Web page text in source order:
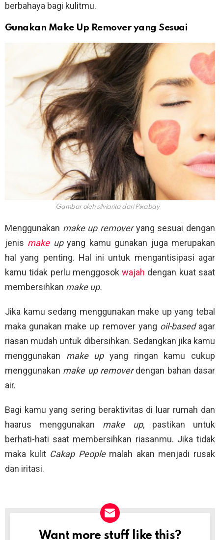
berbahaya bagi kulitmu.
Gunakan Make Up Remover yang Sesuai
Gambar oleh silviarita dari Pixabay
Menggunakan make up removeryang sesuai dengan
jenis makeupyang kamu gunakan juga merupakan
hal yang penting. Hal ini untuk mengantisipasi agar
kamu tidak perlu menggosokwajah dengan kuat saat
membersihkan make up.
Jika kamu sedang menggunakan make up yang tebal
maka gunakan make up remover yang oil-basedagar
riasan mudah untuk dibersihkan. Sedangkan jika kamu
menggunakan make upyang ringan kamu cukup
menggunakan make up removerdengan bahan dasar
air.
Bagi kamu yang sering beraktivitas di luar rumah dan
haarus menggunakan make up, pastikan untuk
berhati-hati saat membersihkan riasanmu. Jika tidak
maka kulit Cakap Peoplemalah akan menjadi rusak
dan iritasi.
NEWSLETTER
Want more stuff like this?